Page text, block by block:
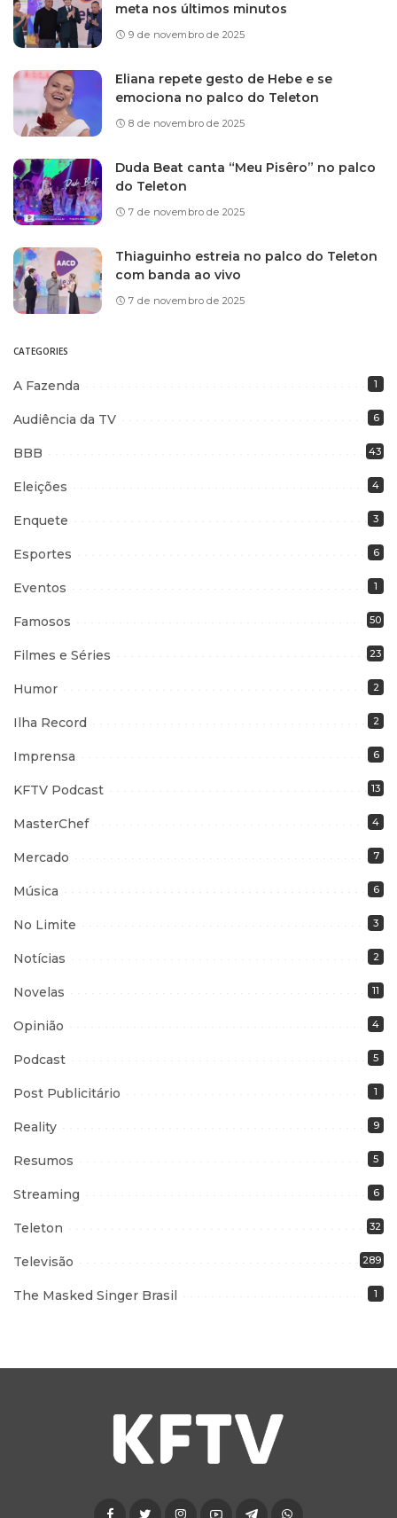
meta nos últimos minutos
9 de novembro de 2025
Eliana repete gesto de Hebe e se
emociona no palco do Teleton
8 de novembro de 2025
Duda Beat canta “Meu Pisêro” no palco
do Teleton
7 de novembro de 2025
Thiaguinho estreia no palco do Teleton
com banda ao vivo
7 de novembro de 2025
CATEGORIES
A Fazenda 1
Audiência da TV 6
BBB 43
Eleições 4
Enquete 3
Esportes 6
Eventos 1
Famosos 50
Filmes e Séries 23
Humor 2
Ilha Record 2
Imprensa 6
KFTV Podcast 13
MasterChef 4
Mercado 7
Música 6
No Limite 3
Notícias 2
Novelas 11
Opinião 4
Podcast 5
Post Publicitário 1
Reality 9
Resumos 5
Streaming 6
Teleton 32
Televisão 289
The Masked Singer Brasil 1